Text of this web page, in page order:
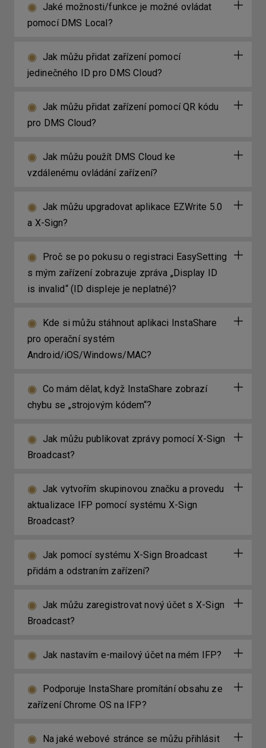
Jaké možnosti/funkce je možné ovládat
pomocí DMS Local?
Jak můžu přidat zařízení pomocí
jedinečného ID pro DMS Cloud?
Jak můžu přidat zařízení pomocí QR kódu
pro DMS Cloud?
Jak můžu použít DMS Cloud ke
vzdálenému ovládání zařízení?
Jak můžu upgradovat aplikace EZWrite 5.0
a X-Sign?
Proč se po pokusu o registraci EasySetting
s mým zařízení zobrazuje zpráva „Display ID
is invalid“ (ID displeje je neplatné)?
Kde si můžu stáhnout aplikaci InstaShare
pro operační systém
Android/iOS/Windows/MAC?
Co mám dělat, když InstaShare zobrazí
chybu se „strojovým kódem“?
Jak můžu publikovat zprávy pomocí X-Sign
Broadcast?
Jak vytvořím skupinovou značku a provedu
aktualizace IFP pomocí systému X-Sign
Broadcast?
Jak pomocí systému X-Sign Broadcast
přidám a odstraním zařízení?
Jak můžu zaregistrovat nový účet s X-Sign
Broadcast?
Jak nastavím e-mailový účet na mém IFP?
Podporuje InstaShare promítání obsahu ze
zařízení Chrome OS na IFP?
Na jaké webové stránce se můžu přihlásit